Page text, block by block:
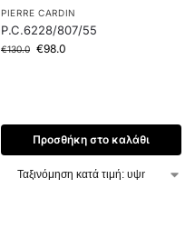
PIERRE CARDIN
P.C.6228/807/55
€130.0 €98.0
Προσθήκη στο καλάθι